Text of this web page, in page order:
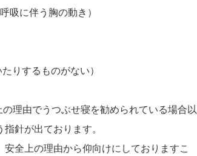
吸に伴う胸の動き）
りするものがない）
理由でうつぶせ寝を勧められている場合以
針が出ております。
全上の理由から仰向けにしておりますこ